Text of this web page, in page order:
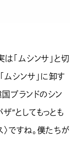
は「ムシンサ」と切
ムシンサ」に卸す
ブランドのシン
”としてもっとも
〉ですね。僕たちが